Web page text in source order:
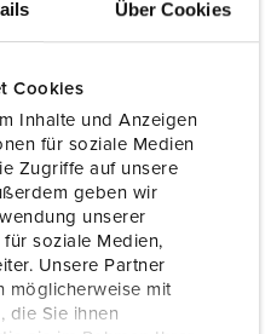
Über Cookies
Cookies
Inhalte und Anzeigen
für soziale Medien
Zugriffe auf unsere
geben wir
unserer
soziale Medien,
Unsere Partner
möglicherweise mit
die Sie ihnen